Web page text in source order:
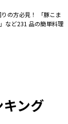
の方必見！ 「豚こま
など231 品の簡単料理
ング